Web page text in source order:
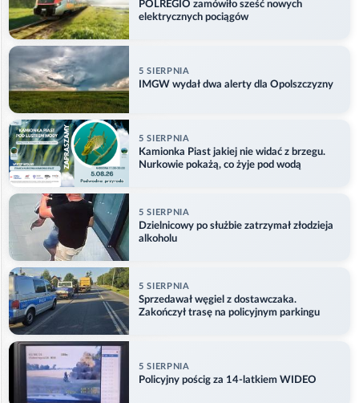
POLREGIO zamówiło sześć nowych
elektrycznych pociągów
5 SIERPNIA
IMGW wydał dwa alerty dla Opolszczyzny
5 SIERPNIA
Kamionka Piast jakiej nie widać z brzegu.
Nurkowie pokażą, co żyje pod wodą
5 SIERPNIA
Dzielnicowy po służbie zatrzymał złodzieja
alkoholu
5 SIERPNIA
Sprzedawał węgiel z dostawczaka.
Zakończył trasę na policyjnym parkingu
5 SIERPNIA
Policyjny pościg za 14-latkiem WIDEO